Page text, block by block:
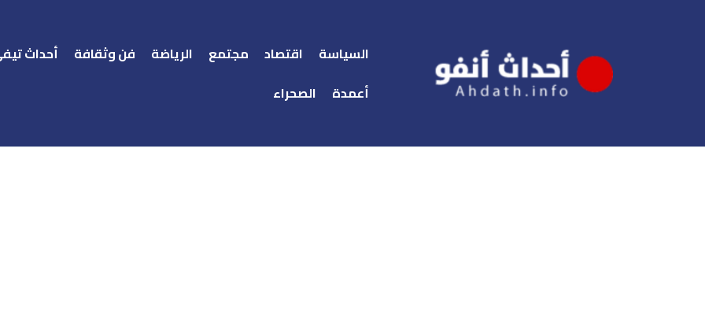
السياسة اقتصاد مجتمع الرياضة فن وثقافة أحداث
أعمدة
الصحراء